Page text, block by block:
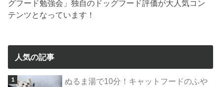
グフード勉強会」独自のドッグフード評価が大人気コン
テンツとなっています！
人気の記事
ぬるま湯で10分！キャットフードのふや